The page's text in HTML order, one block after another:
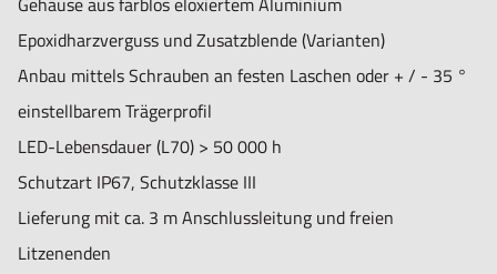
Epoxidharzverguss und Zusatzblende (Varianten)
Anbau mittels Schrauben an festen Laschen oder + / - 35 °
einstellbarem Trägerprofil
LED-Lebensdauer (L70) > 50 000 h
Schutzart IP67, Schutzklasse III
Lieferung mit ca. 3 m Anschlussleitung und freien
Litzenenden